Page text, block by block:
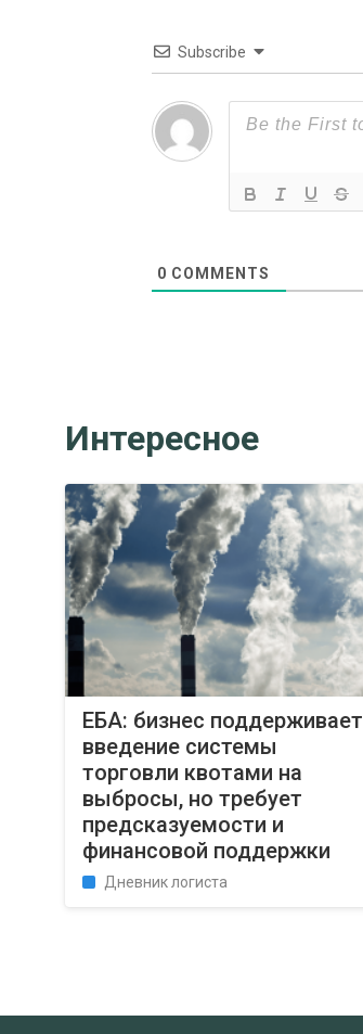
Subscribe
0 COMMENTS
Интересное
ЕБА: бизнес поддерживает
введение системы
торговли квотами на
выбросы, но требует
предсказуемости и
финансовой поддержки
Дневник логиста